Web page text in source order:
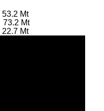
53.2 Mt
73.2 Mt
22.7 Mt